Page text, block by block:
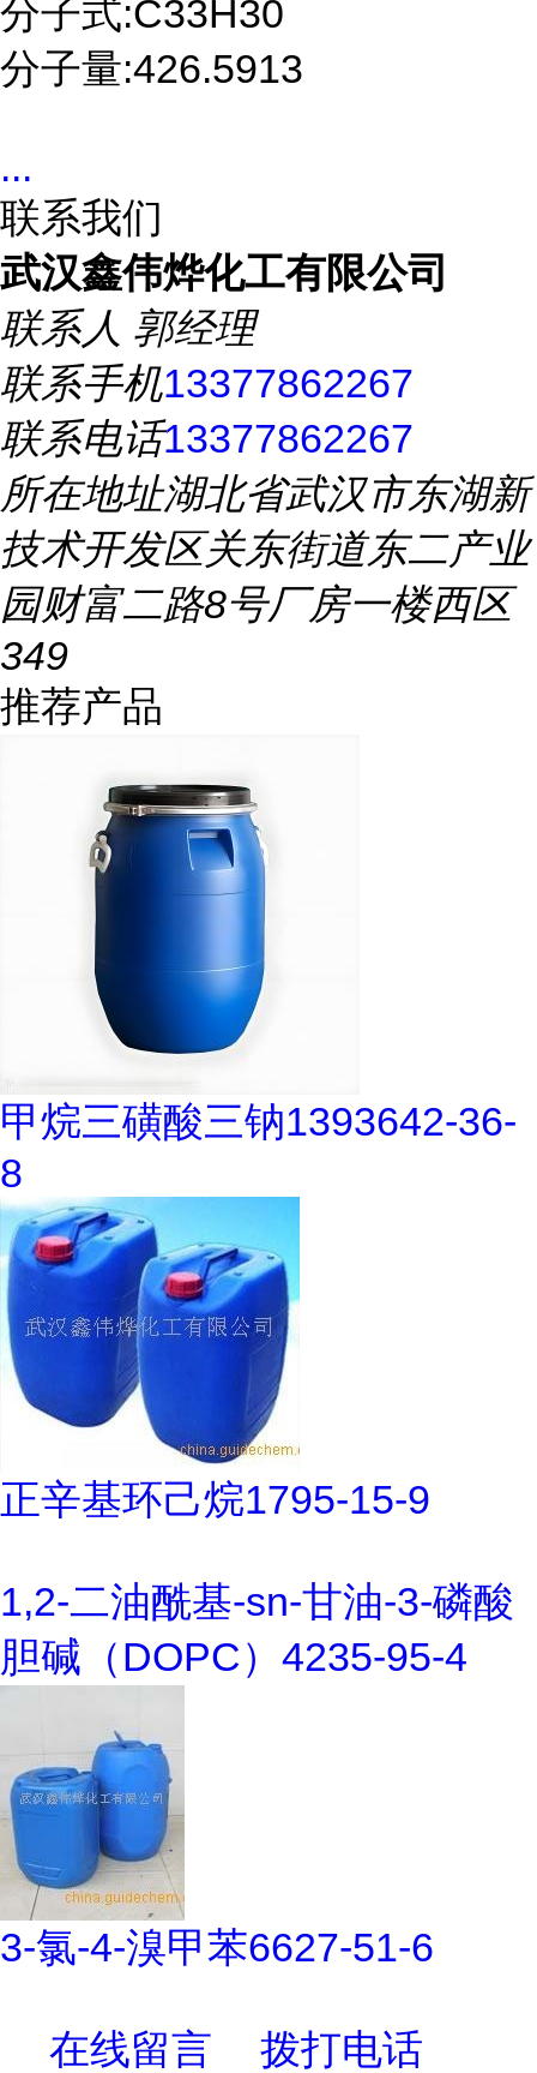
分子式:C33H30
分子量:426.5913
...
联系我们
武汉鑫伟烨化工有限公司
联系人 郭经理
联系手机13377862267
联系电话13377862267
所在地址湖北省武汉市东湖新
技术开发区关东街道东二产业
园财富二路8号厂房一楼西区
349
推荐产品
甲烷三磺酸三钠1393642-36-
8
正辛基环己烷1795-15-9
1,2-二油酰基-sn-甘油-3-磷酸
胆碱（DOPC）4235-95-4
3-氯-4-溴甲苯6627-51-6
在线留言 拨打电话